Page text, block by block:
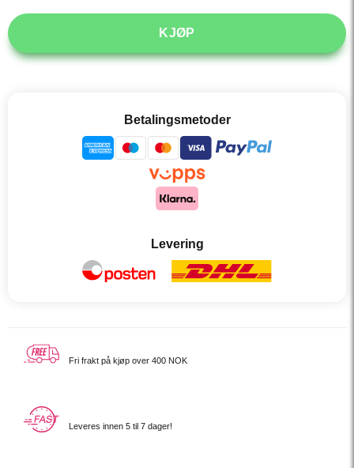
KJØP
Betalingsmetoder
Levering
Fri frakt på kjøp over 400 NOK
Leveres innen 5 til 7 dager!